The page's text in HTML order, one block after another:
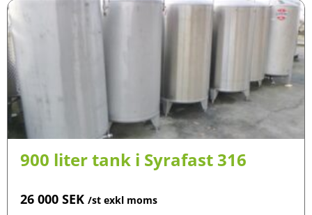
900 liter tank i Syrafast 316
26 000 SEK /st exkl moms